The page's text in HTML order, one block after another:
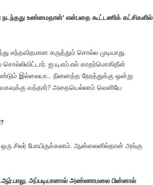
நடந்தது உண்மைதான்' என்பதை கூட்டணிக் கட்சிகளில்
எந்தவிதமான கருத்தும் சொல்ல முடியாது.
ஐ.யு.எம்.எல் காதர்மொகிதீன்
இல்லையா... நினைத்த நேரத்துக்கு ஒன்று
வந்தார்? அதையெல்லாம் வெளியே
சிலர் போயிருக்கலாம். ஆன்லைனில்தான் அங்கு
அப்படியானால் அண்ணாமலை பின்னால்